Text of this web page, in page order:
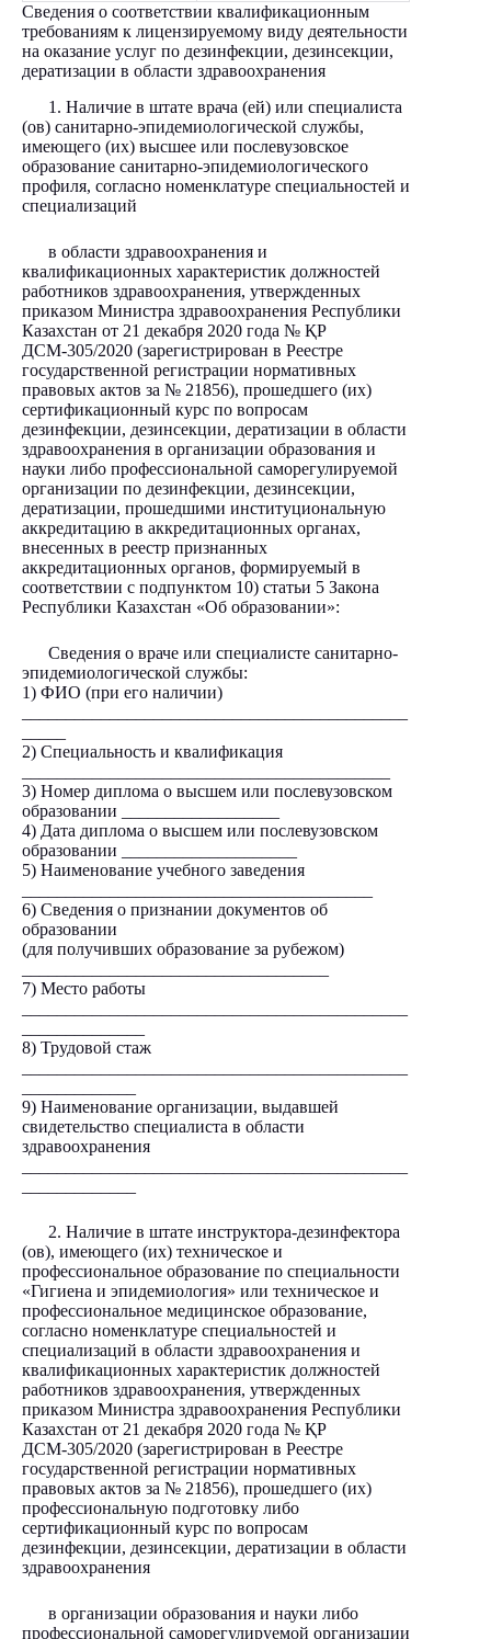
Сведения о соответствии квалификационным
требованиям к лицензируемому виду деятельности
на оказание услуг по дезинфекции, дезинсекции,
дератизации в области здравоохранения
1. Наличие в штате врача (ей) или специалиста
(ов) санитарно-эпидемиологической службы,
имеющего (их) высшее или послевузовское
образование санитарно-эпидемиологического
профиля, согласно номенклатуре специальностей и
специализаций
в области здравоохранения и
квалификационных характеристик должностей
работников здравоохранения, утвержденных
приказом Министра здравоохранения Республики
Казахстан от 21 декабря 2020 года № ҚР
ДСМ-305/2020 (зарегистрирован в Реестре
государственной регистрации нормативных
правовых актов за № 21856), прошедшего (их)
сертификационный курс по вопросам
дезинфекции, дезинсекции, дератизации в области
здравоохранения в организации образования и
науки либо профессиональной саморегулируемой
организации по дезинфекции, дезинсекции,
дератизации, прошедшими институциональную
аккредитацию в аккредитационных органах,
внесенных в реестр признанных
аккредитационных органов, формируемый в
соответствии с подпунктом 10) статьи 5 Закона
Республики Казахстан «Об образовании»:
Сведения о враче или специалисте санитарно-
эпидемиологической службы:
1) ФИО (при его наличии)
2) Специальность и квалификация
3) Номер диплома о высшем или послевузовском
образовании __________________
4) Дата диплома о высшем или послевузовском
образовании ____________________
5) Наименование учебного заведения
6) Сведения о признании документов об
образовании
(для получивших образование за рубежом)
7) Место работы
8) Трудовой стаж
9) Наименование организации, выдавшей
свидетельство специалиста в области
здравоохранения
2. Наличие в штате инструктора-дезинфектора
(ов), имеющего (их) техническое и
профессиональное образование по специальности
«Гигиена и эпидемиология» или техническое и
профессиональное медицинское образование,
согласно номенклатуре специальностей и
специализаций в области здравоохранения и
квалификационных характеристик должностей
работников здравоохранения, утвержденных
приказом Министра здравоохранения Республики
Казахстан от 21 декабря 2020 года № ҚР
ДСМ-305/2020 (зарегистрирован в Реестре
государственной регистрации нормативных
правовых актов за № 21856), прошедшего (их)
профессиональную подготовку либо
сертификационный курс по вопросам
дезинфекции, дезинсекции, дератизации в области
здравоохранения
в организации образования и науки либо
профессиональной саморегулируемой организации